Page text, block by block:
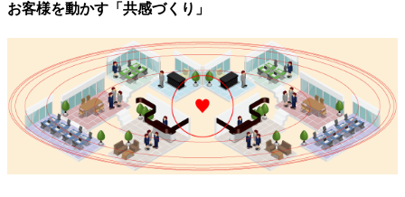
お客様を動かす「共感づくり」